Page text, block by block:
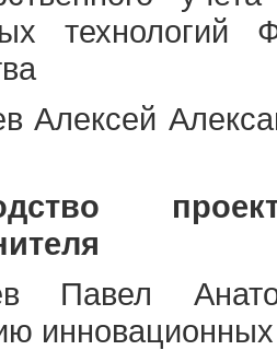
технологий
Алексей
Павел